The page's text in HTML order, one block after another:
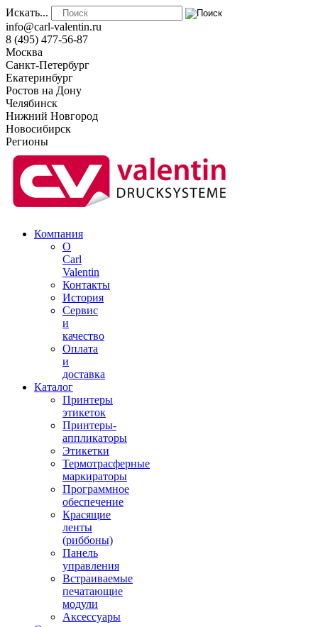
Искать...
info@carl-valentin.ru
8 (495) 477-56-87
Москва
Санкт-Петербург
Екатеринбург
Ростов на Дону
Челябинск
Нижний Новгород
Новосибирск
Регионы
Компания
О
Carl
Valentin
Контакты
История
Сервис
и
качество
Оплата
и
доставка
Каталог
Принтеры
этикеток
Принтеры-
аппликаторы
Этикетки
Термотрасферные
маркираторы
Программное
обеспечение
Красящие
ленты
(риббоны)
Панель
управления
Встраиваемые
печатающие
модули
Аксессуары